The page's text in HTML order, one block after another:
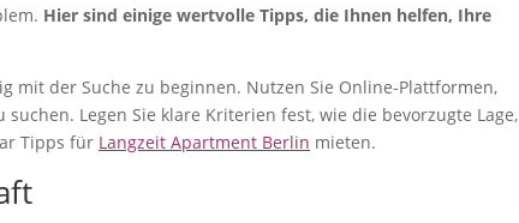
Hier sind einige wertvolle Tipps, die Ihnen helfen, Ihre
mit der Suche zu beginnen. Nutzen Sie Online-Plattformen,
Legen Sie klare Kriterien fest, wie die bevorzugte Lage,
Tipps für Langzeit Apartment Berlin mieten.